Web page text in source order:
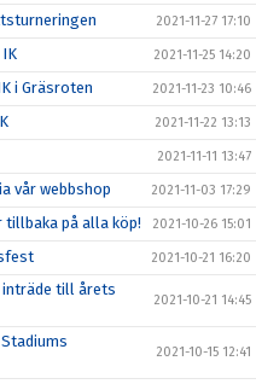
2021-11-27 17:10
2021-11-25 14:20
i Gräsroten 2021-11-23 10:46
2021-11-22 13:13
2021-11-11 13:47
vår webbshop 2021-11-03 17:29
på alla köp! 2021-10-26 15:01
2021-10-21 16:20
inträde till årets
2021-10-21 14:45
2021-10-15 12:41